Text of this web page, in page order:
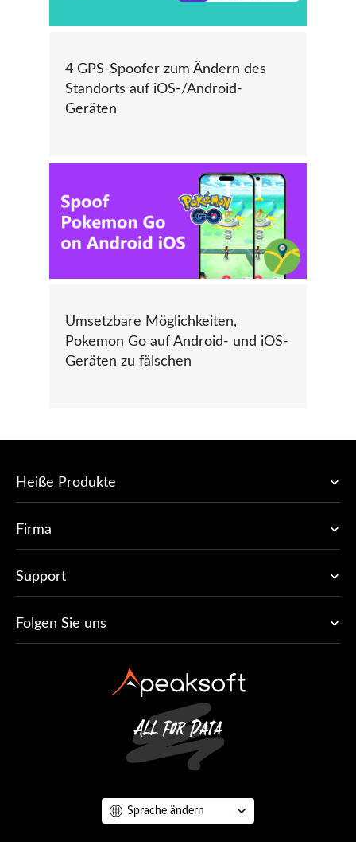
4 GPS-Spoofer zum Ändern des
Standorts auf iOS-/Android-
Geräten
Umsetzbare Möglichkeiten,
Pokemon Go auf Android- und iOS-
Geräten zu fälschen
Heiße Produkte
Firma
Support
Folgen Sie uns
Sprache ändern